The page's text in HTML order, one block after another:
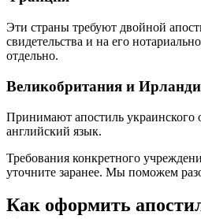
Эти страны требуют двойной
свидетельства и на его
отдельно.
Великобритания и
Принимают апостиль украинского
английский язык.
Требования конкретного
уточните заранее. Мы поможем
Как оформить